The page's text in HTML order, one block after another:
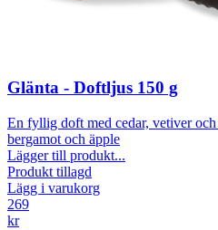
Glänta - Doftljus 150 g
En fyllig doft med cedar, vetiver
bergamot och äpple
Lägger till produkt...
Produkt tillagd
Lägg i varukorg
269
kr